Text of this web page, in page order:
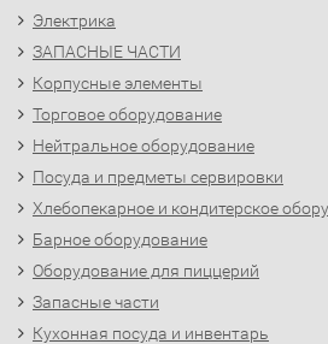
Электрика
ЗАПАСНЫЕ ЧАСТИ
Корпусные элементы
Торговое оборудование
Нейтральное оборудование
Посуда и предметы сервировки
Хлебопекарное и кондитерское
Барное оборудование
Оборудование для пиццерий
Запасные части
Кухонная посуда и инвентарь